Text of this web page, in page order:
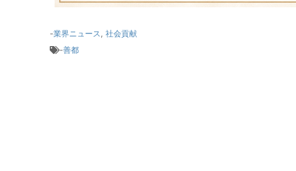
-業界ニュース, 社会貢献
-善都